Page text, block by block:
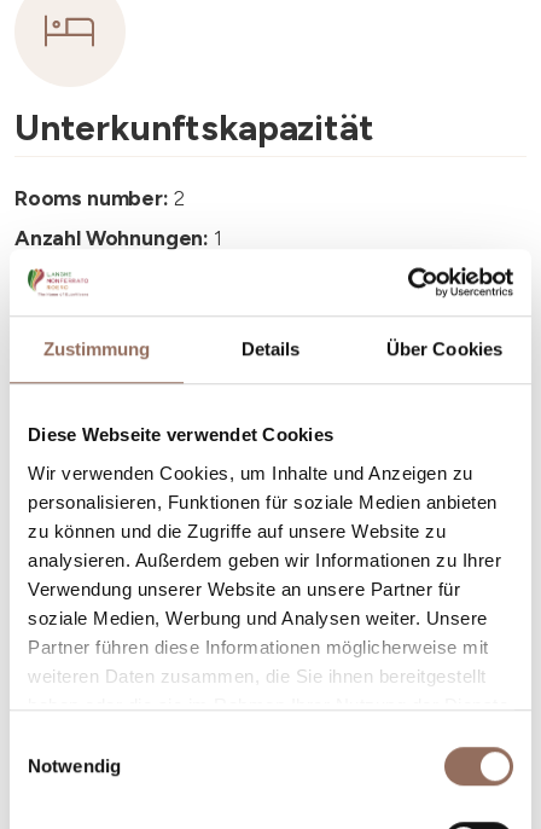
Zustimmung Details Über Cookies
Diese Webseite verwendet Cookies
Wir verwenden Cookies, um Inhalte und Anzeigen zu
personalisieren, Funktionen für soziale Medien anbieten
zu können und die Zugriffe auf unsere Website zu
analysieren. Außerdem geben wir Informationen zu Ihrer
Verwendung unserer Website an unsere Partner für
soziale Medien, Werbung und Analysen weiter. Unsere
Partner führen diese Informationen möglicherweise mit
weiteren Daten zusammen, die Sie ihnen bereitgestellt
haben oder die sie im Rahmen Ihrer Nutzung der Dienste
Notwendig
Unterkunftskapazität
Rooms number: 2
Anzahl Wohnungen: 1
Anzahl Badezimmer:
Beds number:4
Dein Urlaub
Plane, wo du übernachtest und isst, was du in jedem
Winkel des Langhe Monferrato Roero unternehmen
willst, mit einem Blick aufs Wetter in Echtzeit.